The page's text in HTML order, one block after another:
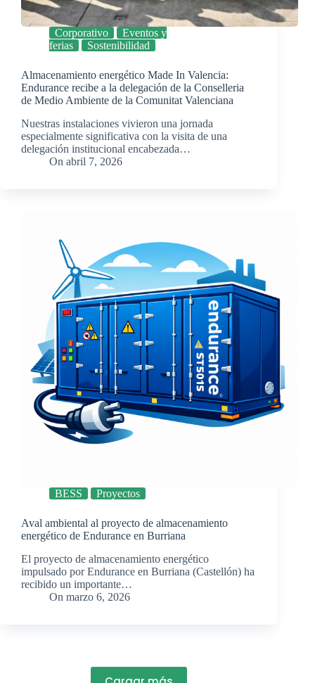
Corporativo
Eventos y
ferias
Sostenibilidad
Almacenamiento energético Made In Valencia:
Endurance recibe a la delegación de la Conselleria
de Medio Ambiente de la Comunitat Valenciana
Nuestras instalaciones vivieron una jornada
especialmente significativa con la visita de una
delegación institucional encabezada…
On abril 7, 2026
BESS Proyectos
Aval ambiental al proyecto de almacenamiento
energético de Endurance en Burriana
El proyecto de almacenamiento energético
impulsado por Endurance en Burriana (Castellón) ha
recibido un importante…
On marzo 6, 2026